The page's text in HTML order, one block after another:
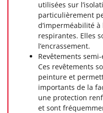
utilisées sur
particulièrement
d’imperméabilité
respirantes. Elles
l’encrassement.
Revêtements semi-
Ces revêtements
peinture et
importants de la
une protection
et sont